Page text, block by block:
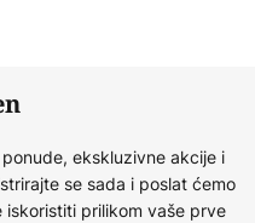
ekskluzivne akcije i
se sada i poslat ćemo
prilikom vaše prve